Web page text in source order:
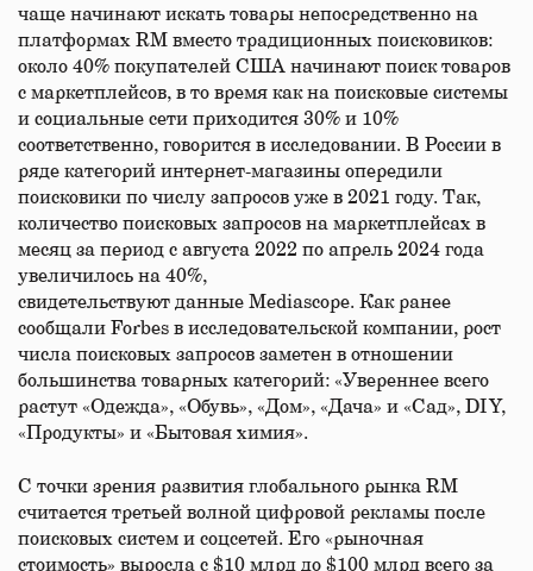
чаще начинают искать товары непосредственно на
платформах RM вместо традиционных поисковиков:
около 40% покупателей США начинают поиск товаров
с маркетплейсов, в то время как на поисковые системы
и социальные сети приходится 30% и 10%
соответственно, говорится в исследовании. В России в
ряде категорий интернет-магазины опередили
поисковики по числу запросов уже в 2021 году. Так,
количество поисковых запросов на маркетплейсах в
месяц за период с августа 2022 по апрель 2024 года
увеличилось на 40%,
свидетельствуют данные Mediascope. Как ранее
сообщали Forbes в исследовательской компании, рост
числа поисковых запросов заметен в отношении
большинства товарных категорий: «Увереннее всего
растут «Одежда», «Обувь», «Дом», «Дача» и «Сад», DIY,
«Продукты» и «Бытовая химия».
С точки зрения развития глобального рынка RM
считается третьей волной цифровой рекламы после
поисковых систем и соцсетей. Его «рыночная
стоимость» выросла с $10 млрд до $100 млрд всего за